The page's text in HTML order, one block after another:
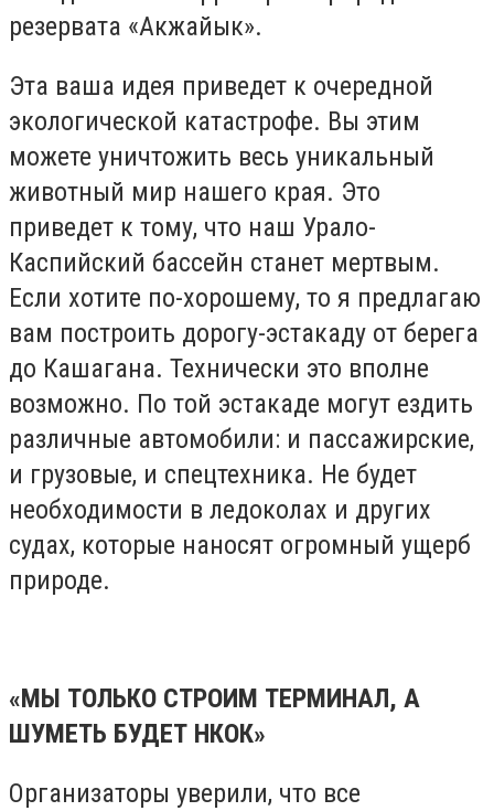
резервата «Акжайык».
Эта ваша идея приведет к очередной
экологической катастрофе. Вы этим
можете уничтожить весь уникальный
животный мир нашего края. Это
приведет к тому, что наш Урало-
Каспийский бассейн станет мертвым.
Если хотите по-хорошему, то я предлагаю
вам построить дорогу-эстакаду от берега
до Кашагана. Технически это вполне
возможно. По той эстакаде могут ездить
различные автомобили: и пассажирские,
и грузовые, и спецтехника. Не будет
необходимости в ледоколах и других
судах, которые наносят огромный ущерб
природе.
«МЫ ТОЛЬКО СТРОИМ ТЕРМИНАЛ, А
ШУМЕТЬ БУДЕТ НКОК»
Организаторы уверили, что все